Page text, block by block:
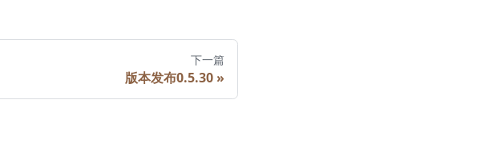
下一篇
版本发布0.5.30 »